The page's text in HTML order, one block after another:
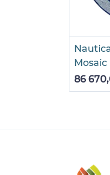
Mosaic
86